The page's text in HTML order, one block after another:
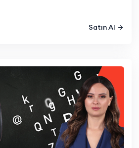
Satın Al